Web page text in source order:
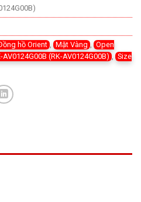
hồ Orient Mặt Vàng
Open
AV0124G00B (RK-AV0124G00B)
Size